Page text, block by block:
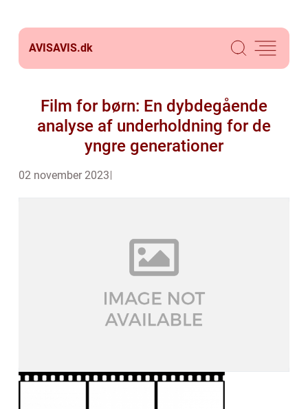
AVISAVIS.dk
Film for børn: En dybdegående
analyse af underholdning for de
yngre generationer
02 november 2023